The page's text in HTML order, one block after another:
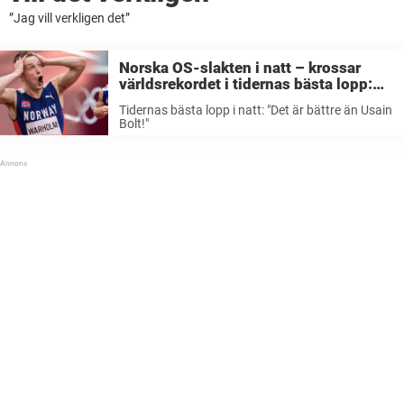
”Jag vill verkligen det”
Norska OS-slakten i natt – krossar
världsrekordet i tidernas bästa lopp:
”Det är bättre än Usain Bolt!”
Tidernas bästa lopp i natt: "Det är bättre än Usain
Bolt!"